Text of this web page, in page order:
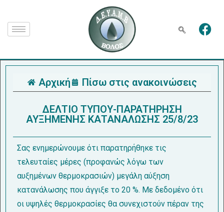
Αρχική Πίσω στις ανακοινώσεις
ΔΕΛΤΙΟ ΤΥΠΟΥ-ΠΑΡΑΤΗΡΗΣΗ
ΑΥΞΗΜΕΝΗΣ ΚΑΤΑΝΑΛΩΣΗΣ 25/8/23
Σας ενημερώνουμε ότι παρατηρήθηκε τις
τελευταίες μέρες (προφανώς λόγω των
αυξημένων θερμοκρασιών) μεγάλη αύξηση
κατανάλωσης που άγγιξε το 20 %. Με δεδομένο ότι
οι υψηλές θερμοκρασίες θα συνεχιστούν πέραν της